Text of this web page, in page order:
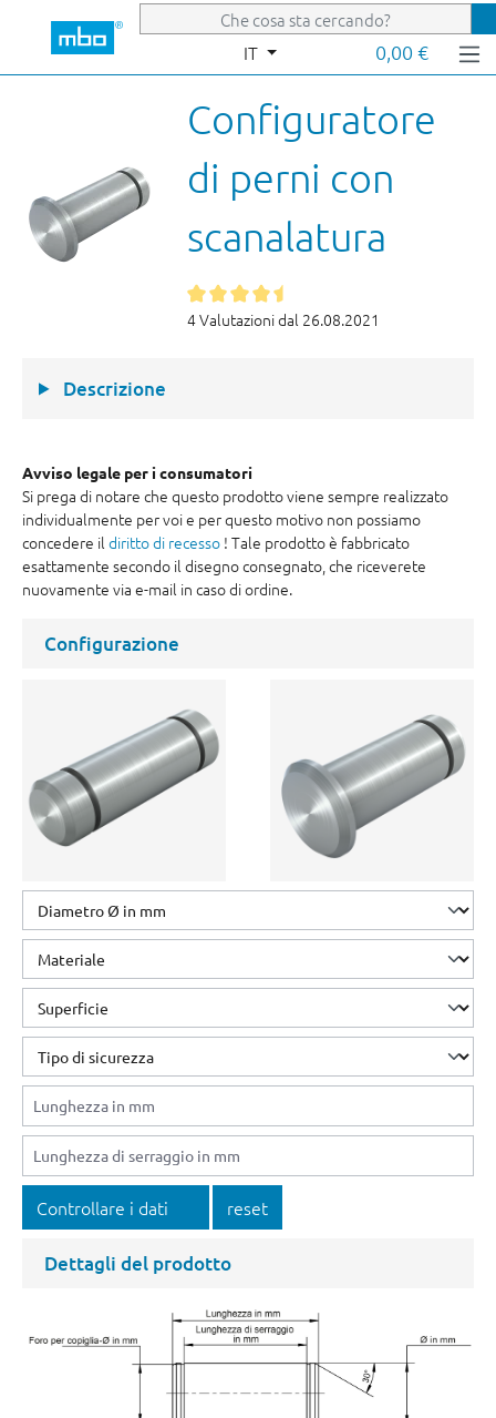
Passa al contenuto principale
IT 0,00 €
Configuratore
di perni con
scanalatura
4 Valutazioni dal 26.08.2021
Descrizione
Avviso legale per i consumatori
Si prega di notare che questo prodotto viene sempre realizzato
individualmente per voi e per questo motivo non possiamo
concedere il diritto di recesso ! Tale prodotto è fabbricato
esattamente secondo il disegno consegnato, che riceverete
nuovamente via e-mail in caso di ordine.
Configurazione
Controllare i dati reset
Dettagli del prodotto